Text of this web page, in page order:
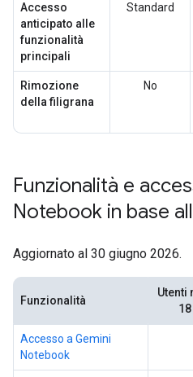
Accesso
anticipato alle
funzionalità
principali
Standard
Rimozione
della filigrana
No
Funzionalità e
Notebook in base
Aggiornato al 30 giugno 2026.
Funzionalità
Utenti
Accesso a Gemini
Notebook